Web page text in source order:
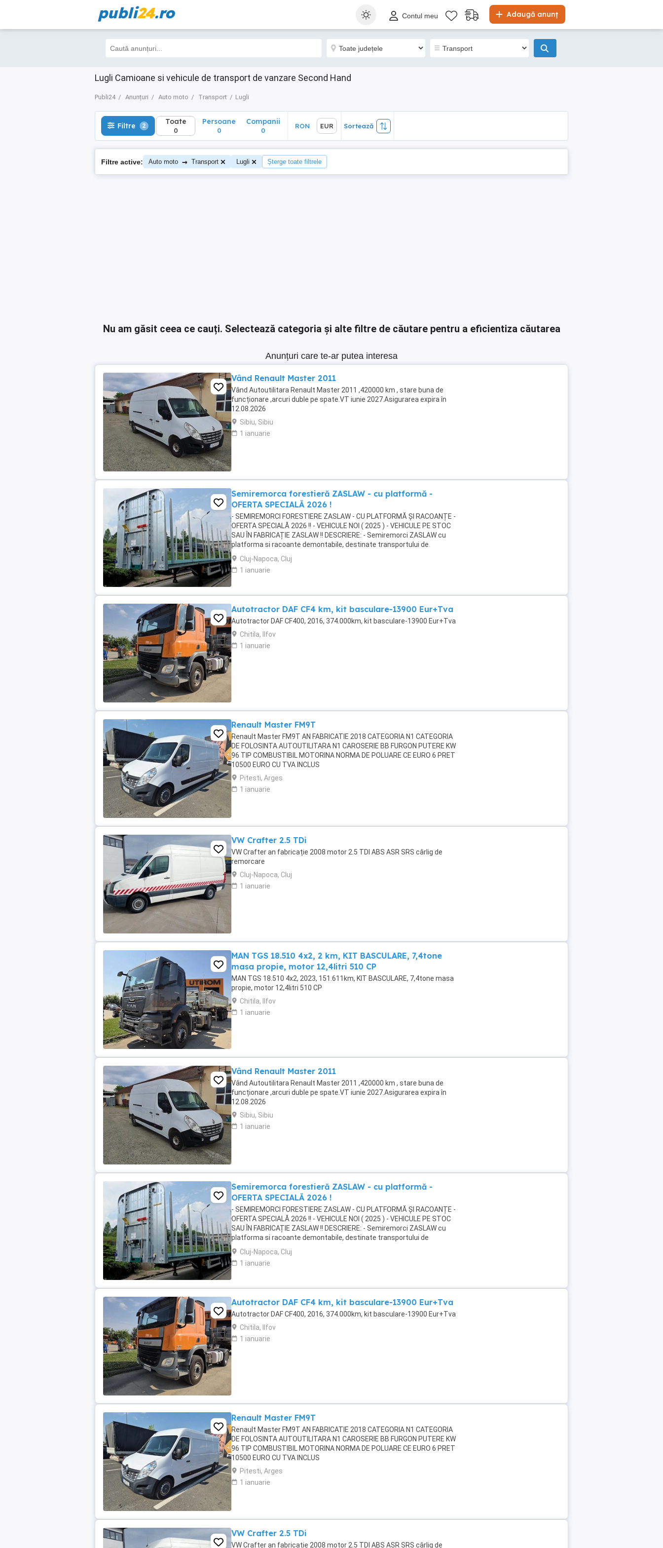
publi24.ro Adaugă anunț
Contul meu
Lugli Camioane si vehicule de transport de vanzare Second Hand
Publi24 Anunțuri Auto moto Transport Lugli
Filtre 2 Toate
0
Sortează
Filtre 2 Toate
0
Persoane
0
Companii
0
RON EUR Sortează
Filtre active: Auto moto → Transport Lugli Șterge toate filtrele
Nu am găsit ceea ce cauți. Selectează categoria și alte filtre de căutare pentru a eficientiza căutarea
Anunțuri care te-ar putea interesa
Vând Renault Master 2011
Vând Autoutilitara Renault Master 2011 ,420000 km , stare buna de
funcționare ,arcuri duble pe spate.VT iunie 2027.Asigurarea expira în
12.08.2026
Sibiu, Sibiu
1 ianuarie
Semiremorca forestieră ZASLAW - cu platformă -
OFERTA SPECIALĂ 2026 !
- SEMIREMORCI FORESTIERE ZASLAW - CU PLATFORMĂ ȘI RACOANȚE -
OFERTA SPECIALĂ 2026 !! - VEHICULE NOI ( 2025 ) - VEHICULE PE STOC
SAU ÎN FABRICAȚIE ZASLAW !! DESCRIERE: - Semiremorci ZASLAW cu
platforma si racoante demontabile, destinate transportului de
material lemnos forestier , mărfuri paletizate ...
Cluj-Napoca, Cluj
1 ianuarie
Autotractor DAF CF4 km, kit basculare-13900 Eur+Tva
Autotractor DAF CF400, 2016, 374.000km, kit basculare-13900 Eur+Tva
Chitila, Ilfov
1 ianuarie
Renault Master FM9T
Renault Master FM9T AN FABRICATIE 2018 CATEGORIA N1 CATEGORIA
DE FOLOSINTA AUTOUTILITARA N1 CAROSERIE BB FURGON PUTERE KW
96 TIP COMBUSTIBIL MOTORINA NORMA DE POLUARE CE EURO 6 PRET
10500 EURO CU TVA INCLUS
Pitesti, Arges
1 ianuarie
VW Crafter 2.5 TDi
VW Crafter an fabricație 2008 motor 2.5 TDI ABS ASR SRS cârlig de
remorcare
Cluj-Napoca, Cluj
1 ianuarie
MAN TGS 18.510 4x2, 2 km, KIT BASCULARE, 7,4tone
masa propie, motor 12,4litri 510 CP
MAN TGS 18.510 4x2, 2023, 151.611km, KIT BASCULARE, 7,4tone masa
propie, motor 12,4litri 510 CP
Chitila, Ilfov
1 ianuarie
Vând Renault Master 2011
Vând Autoutilitara Renault Master 2011 ,420000 km , stare buna de
funcționare ,arcuri duble pe spate.VT iunie 2027.Asigurarea expira în
12.08.2026
Sibiu, Sibiu
1 ianuarie
Semiremorca forestieră ZASLAW - cu platformă -
OFERTA SPECIALĂ 2026 !
- SEMIREMORCI FORESTIERE ZASLAW - CU PLATFORMĂ ȘI RACOANȚE -
OFERTA SPECIALĂ 2026 !! - VEHICULE NOI ( 2025 ) - VEHICULE PE STOC
SAU ÎN FABRICAȚIE ZASLAW !! DESCRIERE: - Semiremorci ZASLAW cu
platforma si racoante demontabile, destinate transportului de
material lemnos forestier , mărfuri paletizate ...
Cluj-Napoca, Cluj
1 ianuarie
Autotractor DAF CF4 km, kit basculare-13900 Eur+Tva
Autotractor DAF CF400, 2016, 374.000km, kit basculare-13900 Eur+Tva
Chitila, Ilfov
1 ianuarie
Renault Master FM9T
Renault Master FM9T AN FABRICATIE 2018 CATEGORIA N1 CATEGORIA
DE FOLOSINTA AUTOUTILITARA N1 CAROSERIE BB FURGON PUTERE KW
96 TIP COMBUSTIBIL MOTORINA NORMA DE POLUARE CE EURO 6 PRET
10500 EURO CU TVA INCLUS
Pitesti, Arges
1 ianuarie
VW Crafter 2.5 TDi
VW Crafter an fabricație 2008 motor 2.5 TDI ABS ASR SRS cârlig de